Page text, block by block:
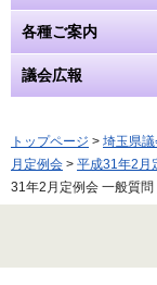
各種ご案内
議会広報
トップページ > 埼玉県
月定例会 > 平成31年2月
31年2月定例会 一般質問